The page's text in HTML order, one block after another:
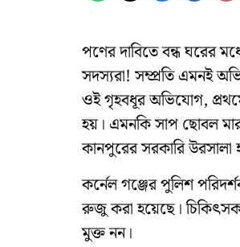
পণের দাবিতে বন্ধ ঘরের
সদস্যরা! সম্প্রতি এমনই
ওই গৃহবধূর অভিযোগ,
হয়। এমনকি সাপ ছোবল
কানপুরের সরকারি উরসালা
কর্নেল গঞ্জের পুলিশ
রুজু করা হয়েছে।
মুক্ত নন।